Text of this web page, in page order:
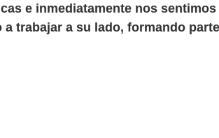
e inmediatamente nos
trabajar a su lado, formando